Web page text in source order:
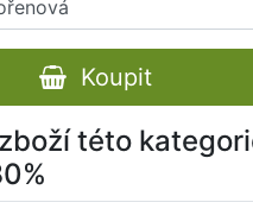
Koupit
této